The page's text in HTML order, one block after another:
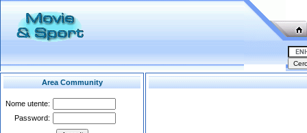
Area Community
Nome utente:
Password: